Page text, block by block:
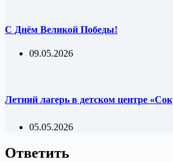
С Днём Великой Победы!
09.05.2026
Летний лагерь в детском центре
05.05.2026
Ответить